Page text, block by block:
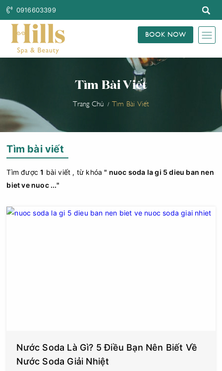
0916603399
BOOK NOW
Tìm Bài Viết
Trang Chủ Tìm Bài Viết
Tìm bài viết
Tìm được1 bài viết , từ khóa" nuoc soda la gi 5 dieu ban nen
biet ve nuoc ..."
Nước Soda Là Gì? 5 Điều Bạn Nên Biết Về
Nước Soda Giải Nhiệt